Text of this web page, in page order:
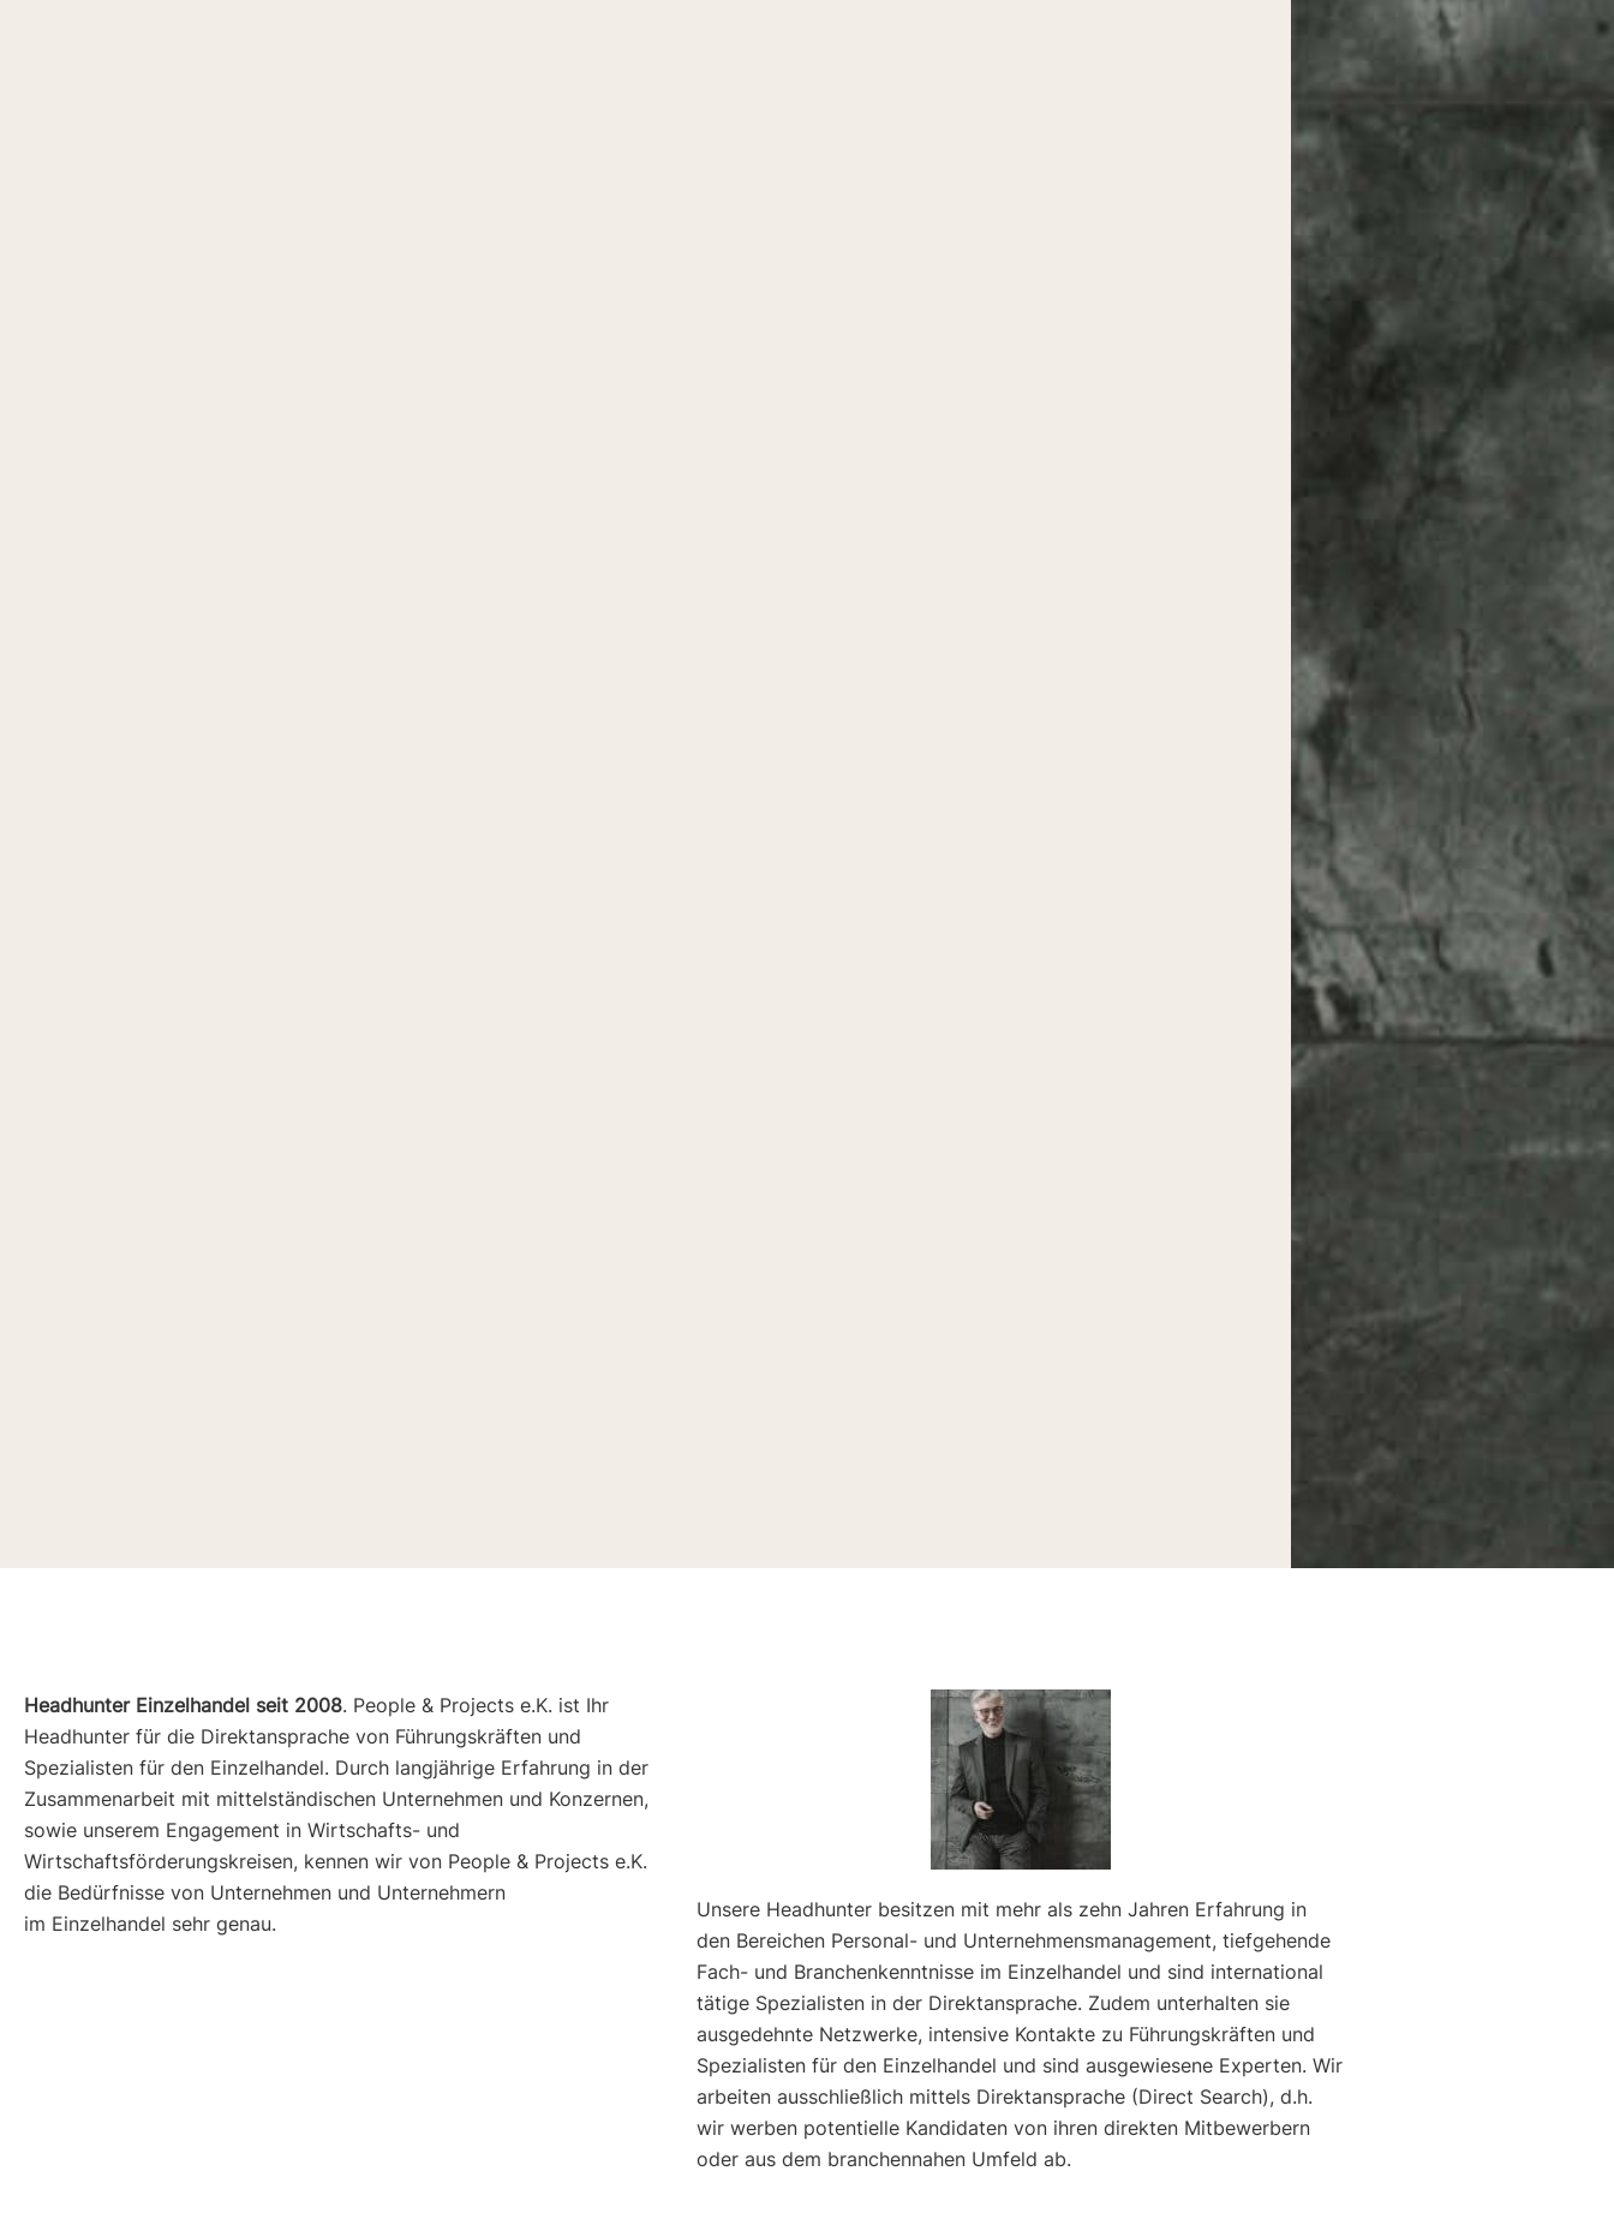
Headhunter Einzelhandel seit 2008. People & Projects e.K. ist Ihr
Headhunter für die Direktansprache von Führungskräften und
Spezialisten für den Einzelhandel. Durch langjährige Erfahrung in der
Zusammenarbeit mit mittelständischen Unternehmen und Konzernen,
sowie unserem Engagement in Wirtschafts- und
Wirtschaftsförderungskreisen, kennen wir von People & Projects e.K.
die Bedürfnisse von Unternehmen und Unternehmern
im Einzelhandel sehr genau.
Unsere Headhunter besitzen mit mehr als zehn Jahren Erfahrung in
den Bereichen Personal- und Unternehmensmanagement, tiefgehende
Fach- und Branchenkenntnisse im Einzelhandel und sind international
tätige Spezialisten in der Direktansprache. Zudem unterhalten sie
ausgedehnte Netzwerke, intensive Kontakte zu Führungskräften und
Spezialisten für den Einzelhandel und sind ausgewiesene Experten. Wir
arbeiten ausschließlich mittels Direktansprache (Direct Search), d.h.
wir werben potentielle Kandidaten von ihren direkten Mitbewerbern
oder aus dem branchennahen Umfeld ab.